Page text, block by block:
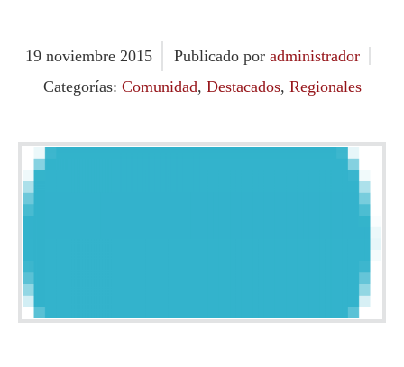
19 noviembre 2015 Publicado por administrador
Categorías: Comunidad, Destacados, Regionales